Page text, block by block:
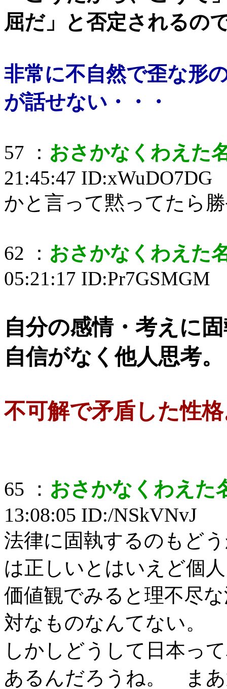
屈だ」と否定されるの
非常に不自然で歪な形
が話せない・・・
57 ： おさかなくわえた
21:45:47 ID:xWuDO7DG
かと言って黙ってたら
62 ： おさかなくわえた
05:21:17 ID:Pr7GSMGM
自分の感情・考えに
自信がなく他人思考。
不可解で矛盾した性
65 ： おさかなくわえた
13:08:05 ID:/NSkVNvJ
法律に固執するのもど
は正しいとはいえど個
価値観でみると理不尽
対なものなんてない。
しかしどうして日本っ
あるんだろうね。 ま